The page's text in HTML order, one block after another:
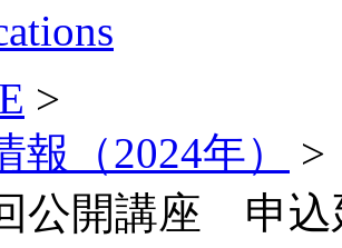
>
報（2024年）
>
公開講座 申込